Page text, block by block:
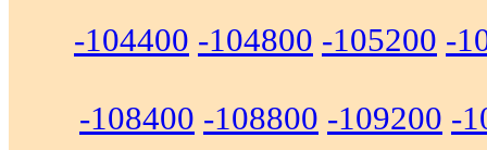
-104400 -104800 -105200 -
-108400 -108800 -109200 -